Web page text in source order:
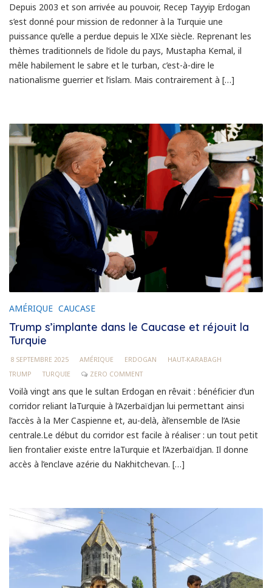
Depuis 2003 et son arrivée au pouvoir, Recep Tayyip Erdogan
s’est donné pour mission de redonner à la Turquie une
puissance qu’elle a perdue depuis le XIXe siècle. Reprenant les
thèmes traditionnels de l’idole du pays, Mustapha Kemal, il
mêle habilement le sabre et le turban, c’est-à-dire le
nationalisme guerrier et l’islam. Mais contrairement à […]
AMÉRIQUE CAUCASE
Trump s’implante dans le Caucase et réjouit la
Turquie
8 SEPTEMBRE 2025 AMÉRIQUE ERDOGAN
HAUT-KARABAGH
TRUMP
TURQUIE ZERO COMMENT
Voilà vingt ans que le sultan Erdogan en rêvait : bénéficier d’un
corridor reliant laTurquie à l’Azerbaïdjan lui permettant ainsi
l’accès à la Mer Caspienne et, au-delà, àl’ensemble de l’Asie
centrale.Le début du corridor est facile à réaliser : un tout petit
lien frontalier existe entre laTurquie et l’Azerbaïdjan. Il donne
accès à l’enclave azérie du Nakhitchevan. […]